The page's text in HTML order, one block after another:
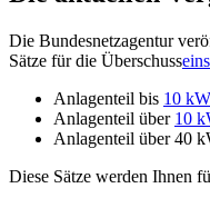
Die Bundesnetzagentur
Sätze für die Überschuss
Anlagenteil bis 10
Anlagenteil über 10
Anlagenteil über 40
Diese Sätze werden Ihnen